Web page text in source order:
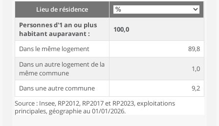
Lieu de résidence
Personnes d'1 an ou plus
habitant auparavant :
100,0
Dans le même logement
89,8
Dans un autre logement de la
même commune
1,0
Dans une autre commune
9,2
Source : Insee, RP2012, RP2017 et RP2023, exploitations
principales, géographie au 01/01/2026.